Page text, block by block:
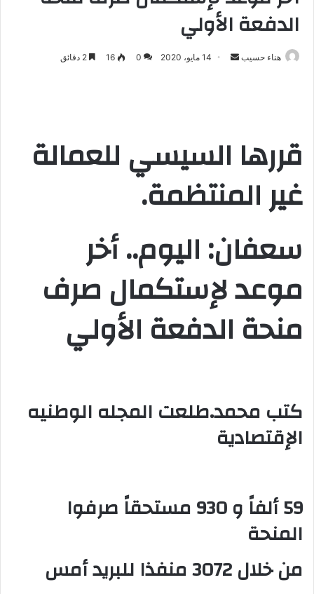
الدفعة الأولي
هناء حسيب
ا
إ
ك
و
14 مايو، 2020 0
16
قررها السيسي للعمالة
غير المنتظمة.
سعفان: اليوم.. أخر
موعد لإستكمال صرف
منحة الدفعة الأولي
كتب محمد.طلعت المجله الوطنيه
الإقتصادية
59 ألفاً و 930 مستحقاً صرفوا
المنحة
من خلال 3072 منفذا للبريد أمس